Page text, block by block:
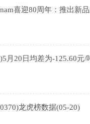
喜迎80周年：推出新
月20日均差为-125.60元/
龙虎榜数据(05-20)